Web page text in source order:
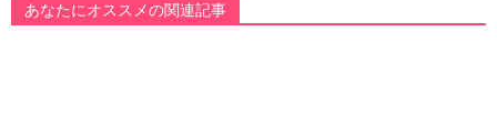
あなたにオススメの関連記事